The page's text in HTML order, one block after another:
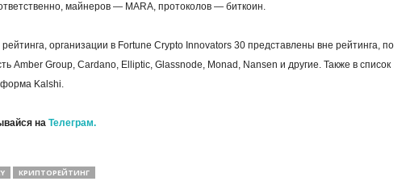
майнеров — MARA, протоколов — биткоин.
рейтинга, организации в Fortune Crypto Innovators 30 представлены вне рейтинга, по
Amber Group, Cardano, Elliptic, Glassnode, Monad, Nansen и другие. Также в список
Kalshi.
на Телеграм.
КРИПТОРЕЙТИНГ